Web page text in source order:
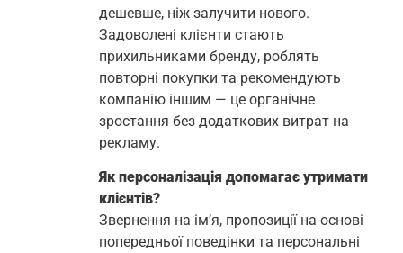
дешевше, ніж залучити нового.
Задоволені клієнти стають
прихильниками бренду, роблять
повторні покупки та рекомендують
компанію іншим — це органічне
зростання без додаткових витрат на
рекламу.
Як персоналізація допомагає утримати
клієнтів?
Звернення на ім’я, пропозиції на основі
попередньої поведінки та персональні